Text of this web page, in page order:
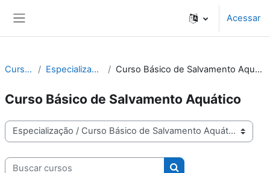
Acessar
Cursos Especialização Curso Básico de Salvamento Aquático
Curso Básico de Salvamento Aquático
Categorias de Cursos
Buscar cursos